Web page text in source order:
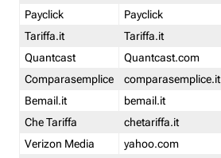
Payclick
Payclick
Tariffa.it
Tariffa.it
Quantcast
Quantcast.com
Comparasemplice
comparasemplice.it
Bemail.it
bemail.it
Che Tariffa
chetariffa.it
Verizon Media
yahoo.com